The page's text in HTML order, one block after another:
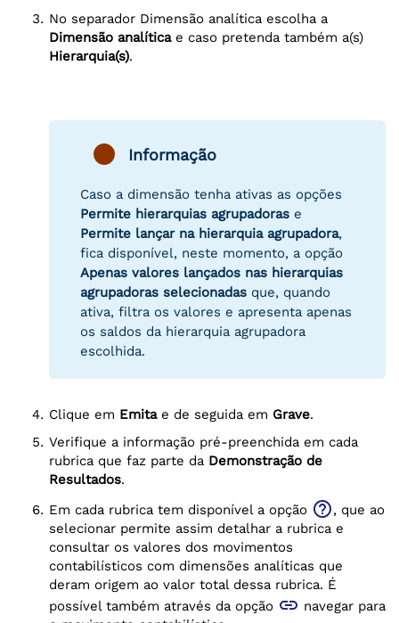
No separador Dimensão analítica escolha a
Dimensão analíticae caso pretenda também a(s)
Hierarquia(s).
Informação
Caso a dimensão tenha ativas as opções
Permite hierarquias agrupadoras e
Permite lançar na hierarquia agrupadora,
fica disponível, neste momento, a opção
Apenas valores lançados nas hierarquias
agrupadoras selecionadas que, quando
ativa, filtra os valores e apresenta apenas
os saldos da hierarquia agrupadora
escolhida.
Clique em Emitae de seguida em Grave.
Verifique a informação pré-preenchida em cada
rubrica que faz parte da Demonstração de
Resultados.
Em cada rubrica tem disponível a opção help_outline, que ao
selecionar permite assim detalhar a rubrica e
consultar os valores dos movimentos
contabilísticos com dimensões analíticas que
deram origem ao valor total dessa rubrica. É
possível também através da opção link navegar para